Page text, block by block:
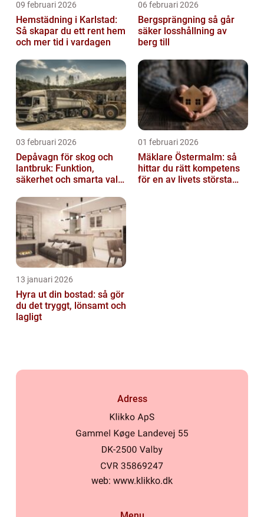
09 februari 2026
Hemstädning i Karlstad:
Så skapar du ett rent hem
och mer tid i vardagen
06 februari 2026
Bergsprängning så går
säker losshållning av
berg till
03 februari 2026
Depåvagn för skog och
lantbruk: Funktion,
säkerhet och smarta val
01 februari 2026
Mäklare Östermalm: så
hittar du rätt kompetens
för en av livets största
13 januari 2026
Hyra ut din bostad: så gör
du det tryggt, lönsamt och
lagligt
Adress
web: www.klikko.dk